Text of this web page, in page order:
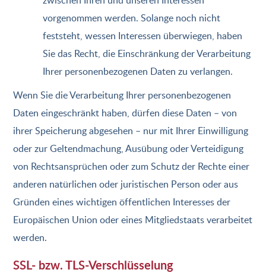
vorgenommen werden. Solange noch nicht
feststeht, wessen Interessen überwiegen, haben
Sie das Recht, die Einschränkung der Verarbeitung
Ihrer personenbezogenen Daten zu verlangen.
Wenn Sie die Verarbeitung Ihrer personenbezogenen
Daten eingeschränkt haben, dürfen diese Daten – von
ihrer Speicherung abgesehen – nur mit Ihrer Einwilligung
oder zur Geltendmachung, Ausübung oder Verteidigung
von Rechtsansprüchen oder zum Schutz der Rechte einer
anderen natürlichen oder juristischen Person oder aus
Gründen eines wichtigen öffentlichen Interesses der
Europäischen Union oder eines Mitgliedstaats verarbeitet
werden.
SSL- bzw. TLS-Verschlüsselung